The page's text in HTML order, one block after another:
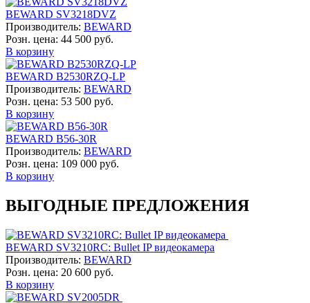
BEWARD SV3218DVZ
Производитель: BEWARD
Розн. цена: 44 500 руб.
В корзину
BEWARD B2530RZQ-LP
Производитель: BEWARD
Розн. цена: 53 500 руб.
В корзину
BEWARD B56-30R
Производитель: BEWARD
Розн. цена: 109 000 руб.
В корзину
ВЫГОДНЫЕ ПРЕДЛОЖЕНИЯ
BEWARD SV3210RC: Bullet IP видеокамера
Производитель: BEWARD
Розн. цена: 20 600 руб.
В корзину